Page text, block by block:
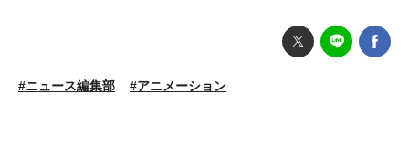
#ニュース編集部 #アニメーション